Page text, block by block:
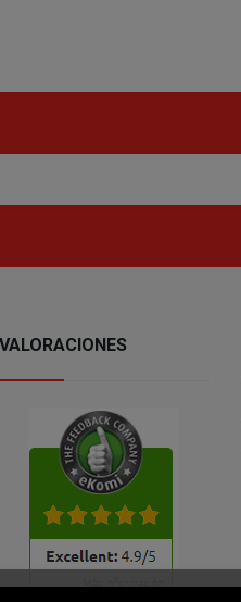
VALORACIONES